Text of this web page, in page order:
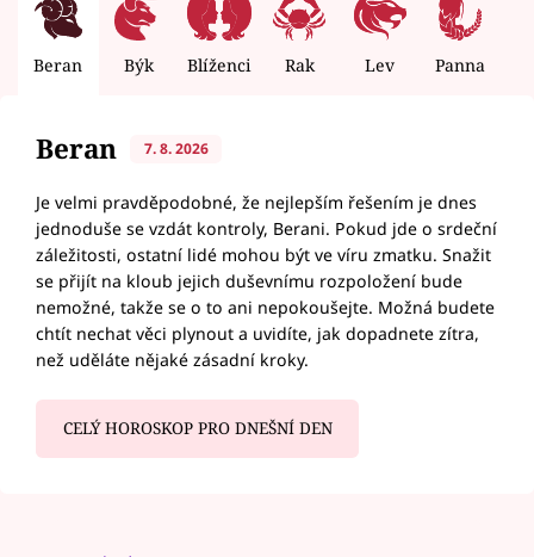
Beran Býk Blíženci Rak Lev Panna
Beran 7. 8. 2026
Je velmi pravděpodobné, že nejlepším řešením je dnes
jednoduše se vzdát kontroly, Berani. Pokud jde o srdeční
záležitosti, ostatní lidé mohou být ve víru zmatku. Snažit
se přijít na kloub jejich duševnímu rozpoložení bude
nemožné, takže se o to ani nepokoušejte. Možná budete
chtít nechat věci plynout a uvidíte, jak dopadnete zítra,
než uděláte nějaké zásadní kroky.
CELÝ HOROSKOP PRO DNEŠNÍ DEN